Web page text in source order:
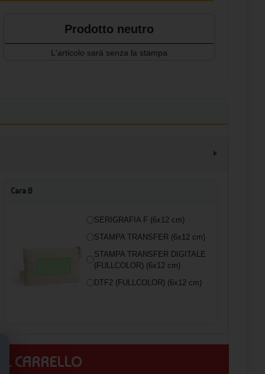
Prodotto neutro
L'articolo sarà senza la stampa
Cara B
SERIGRAFIA F (6x12 cm)
STAMPA TRANSFER (6x12 cm)
STAMPA TRANSFER DIGITALE
(FULLCOLOR) (6x12 cm)
DTF2 (FULLCOLOR) (6x12 cm)
CARRELLO